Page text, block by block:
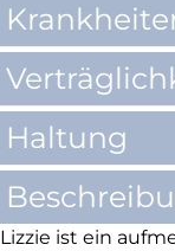
Haltung
Lizzie ist ein